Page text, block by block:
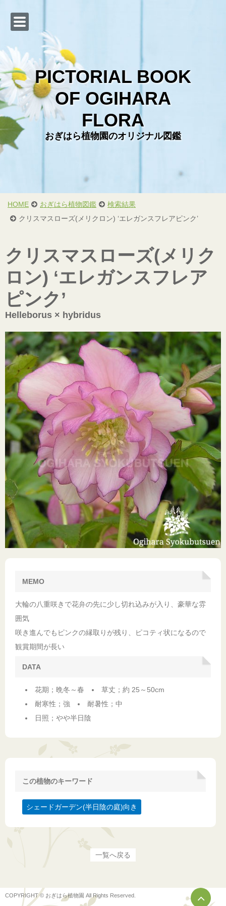
Web カタログ
おぎはら植物図鑑
会社概要
お客様からの写真
PICTORIAL BOOK
OF OGIHARA
FLORA
おぎはら植物園のオリジナル図鑑
HOME おぎはら植物図鑑
検索結果
クリスマスローズ(メリクロン) ‘エレガンスフレアピンク’
クリスマスローズ(メリク
ロン) ‘エレガンスフレア
ピンク’
Helleborus × hybridus
MEMO
大輪の八重咲きで花弁の先に少し切れ込みが入り、豪華な雰
囲気
咲き進んでもピンクの縁取りが残り、ピコティ状になるので
観賞期間が長い
DATA
花期；晩冬～春
草丈；約 25～50cm
耐寒性；強
耐暑性；中
日照；やや半日陰
この植物のキーワード
シェードガーデン(半日陰の庭)向き
一覧へ戻る
COPYRIGHT © おぎはら植物園 All Rights Reserved.